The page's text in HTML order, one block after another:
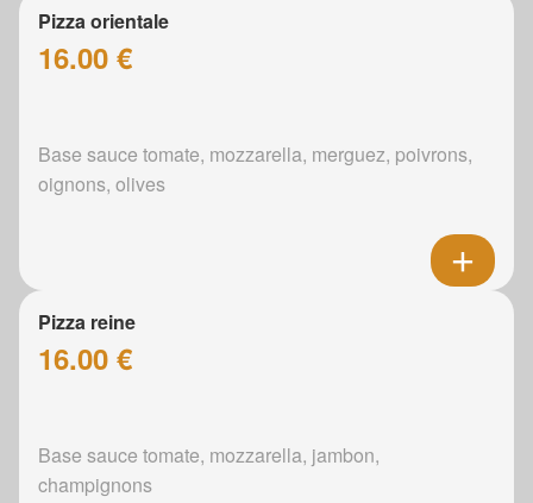
Pizza orientale
16.00 €
Base sauce tomate, mozzarella, merguez, poivrons,
oignons, olives
Pizza reine
16.00 €
Base sauce tomate, mozzarella, jambon,
champignons